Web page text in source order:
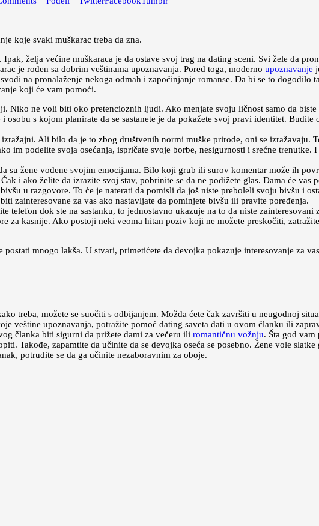
koje svaki muškarac treba da zna.
želja većine muškaraca je da ostave svoj trag na dating sceni. Svi žele da
je rođen sa dobrim veštinama upoznavanja. Pored toga, moderno upoznavanje
na pronalaženje nekoga odmah i započinjanje romanse. Da bi se to dogodilo
koji će vam pomoći.
Niko ne voli biti oko pretencioznih ljudi. Ako menjate svoju ličnost samo da
s kojom planirate da se sastanete je da pokažete svoj pravi identitet.
Ali bilo da je to zbog društvenih normi muške prirode, oni se izražavaju.
im podelite svoja osećanja, ispričate svoje borbe, nesigurnosti i srećne trenutke.
su žene vođene svojim emocijama. Bilo koji grub ili surov komentar može ih
i ako želite da izrazite svoj stav, pobrinite se da ne podižete glas. Dama će vas
u razgovore. To će je naterati da pomisli da još niste preboleli svoju bivšu i
zainteresovane za vas ako nastavljate da pominjete bivšu ili pravite poređenja.
telefon dok ste na sastanku, to jednostavno ukazuje na to da niste zainteresovani
za kasnije. Ako postoji neki veoma hitan poziv koji ne možete preskočiti,
mnogo lakša. U stvari, primetićete da devojka pokazuje interesovanje za
treba, možete se suočiti s odbijanjem. Možda ćete čak završiti u neugodnoj
veštine upoznavanja, potražite pomoć dating saveta dati u ovom članku ili
članka biti sigurni da prižete dami za večeru ili romantičnu vožnju. Šta god
Takođe, zapamtite da učinite da se devojka oseća se posebno. Žene vole
potrudite se da ga učinite nezaboravnim za oboje.